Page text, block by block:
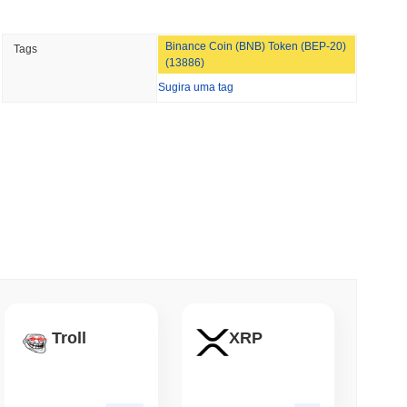
Vermelha do Bitcoin Identifica 85 Bugs
Remessas em Dólar em Poder de Compra
de leitura
de Stablecoin a Agentes de IA para Pagar
Tags
Binance Coin (BNB) Token (BEP-20)
(13886)
Sugira uma tag
Troll XRP